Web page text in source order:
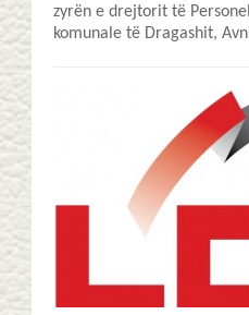
zyrën e drejtorit të
komunale të Dragashit,